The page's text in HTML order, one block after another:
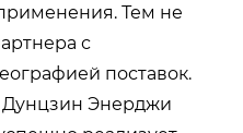
Тем не
с
поставок.
Энерджи